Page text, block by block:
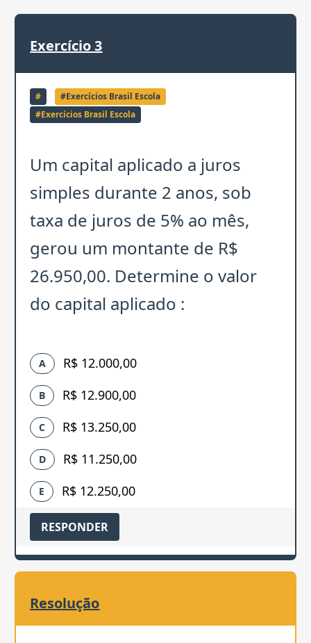
Exercício3
# #Exercícios Brasil Escola
#Exercícios Brasil Escola
Um capital aplicado a juros
simples durante 2 anos, sob
taxa de juros de 5% ao mês,
gerou um montante de R$
26.950,00. Determine o valor
do capital aplicado :
A R$ 12.000,00
B R$ 12.900,00
C R$ 13.250,00
D R$ 11.250,00
E R$ 12.250,00
RESPONDER
Resolução